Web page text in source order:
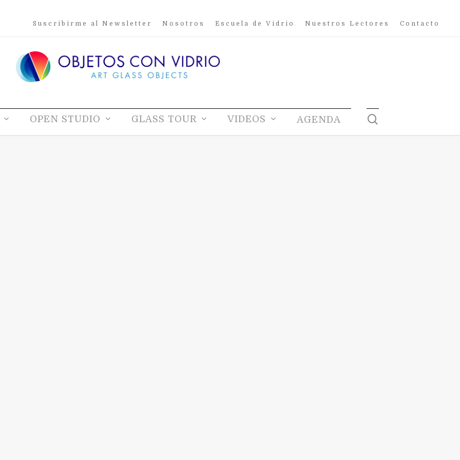
Suscribirme al Newsletter Nosotros Escuela de Vidrio Nuestros Lectores Contacto
OPEN STUDIO GLASS TOUR VIDEOS AGENDA